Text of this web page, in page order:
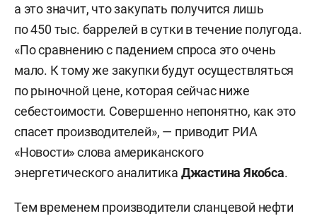
а это значит, что закупать получится лишь
по 450 тыс. баррелей в сутки в течение полугода.
«По сравнению с падением спроса это очень
мало. К тому же закупки будут осуществляться
по рыночной цене, которая сейчас ниже
себестоимости. Совершенно непонятно, как это
спасет производителей», — приводит РИА
«Новости» слова американского
энергетического аналитика Джастина Якобса.
Тем временем производители сланцевой нефти